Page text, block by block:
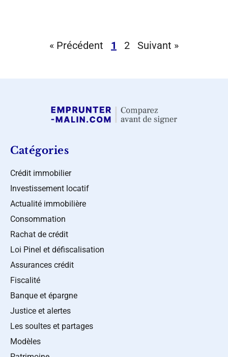
« Précédent 1 2 Suivant »
Catégories
Crédit immobilier
Investissement locatif
Actualité immobilière
Consommation
Rachat de crédit
Loi Pinel et défiscalisation
Assurances crédit
Fiscalité
Banque et épargne
Justice et alertes
Les soultes et partages
Modèles